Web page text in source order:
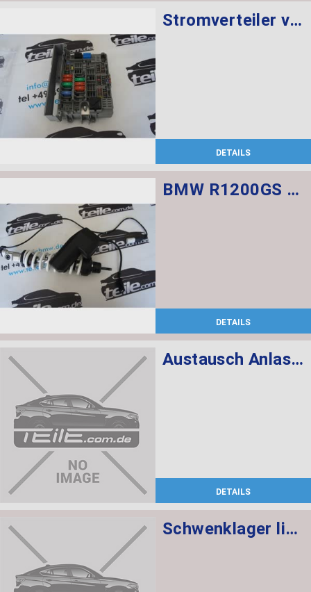
Stromverteiler vorne
DETAILS
BMW R1200GS Federbein vorn ESA
DETAILS
Austausch Anlasser
DETAILS
Schwenklager links